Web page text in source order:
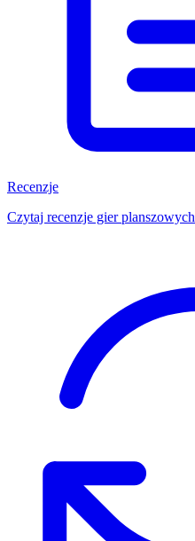
Recenzje
Czytaj recenzje gier planszowych